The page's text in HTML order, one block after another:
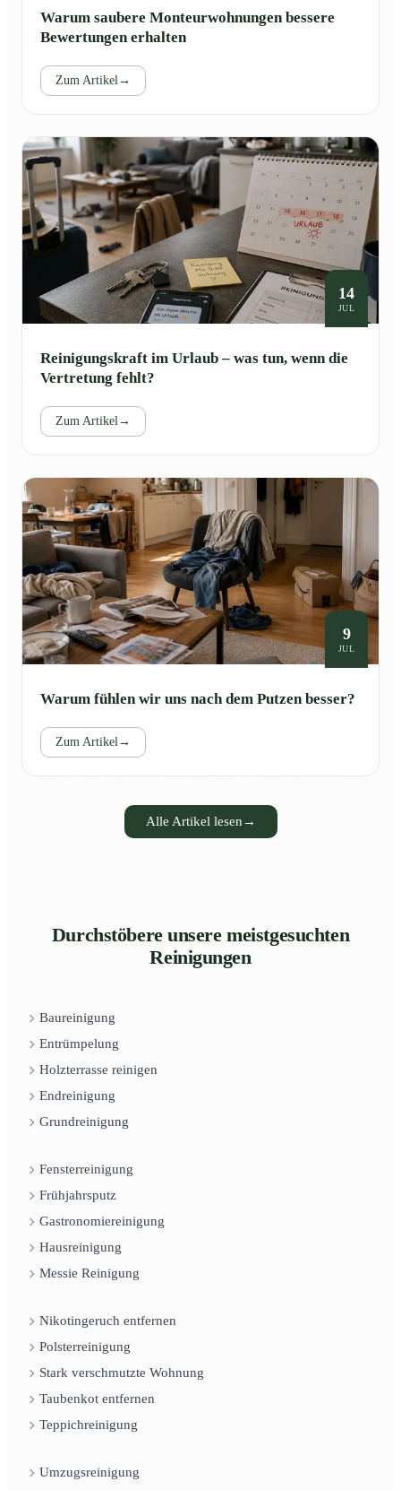
Warum saubere Monteurwohnungen bessere
Bewertungen erhalten
Zum Artikel→
14
JUL
Reinigungskraft im Urlaub – was tun, wenn die
Vertretung fehlt?
Zum Artikel→
9
JUL
Warum fühlen wir uns nach dem Putzen besser?
Zum Artikel→
Alle Artikel lesen →
Durchstöbere unsere meistgesuchten
Reinigungen
Baureinigung
Entrümpelung
Holzterrasse reinigen
Endreinigung
Grundreinigung
Fensterreinigung
Frühjahrsputz
Gastronomiereinigung
Hausreinigung
Messie Reinigung
Nikotingeruch entfernen
Polsterreinigung
Stark verschmutzte Wohnung
Taubenkot entfernen
Teppichreinigung
Umzugsreinigung